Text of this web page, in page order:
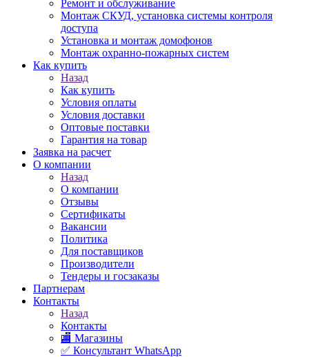
Ремонт и обслуживание
Монтаж СКУД, установка системы контроля
доступа
Установка и монтаж домофонов
Монтаж охранно-пожарных систем
Как купить
Назад
Как купить
Условия оплаты
Условия доставки
Оптовые поставки
Гарантия на товар
Заявка на расчет
О компании
Назад
О компании
Отзывы
Сертификаты
Вакансии
Политика
Для поставщиков
Производители
Тендеры и госзаказы
Партнерам
Контакты
Назад
Контакты
🏬 Магазины
✅️ Консультант WhatsApp